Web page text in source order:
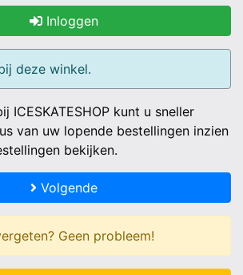
Inloggen
deze winkel.
ICESKATESHOP kunt u sneller
van uw lopende bestellingen inzien
bekijken.
Volgende
Geen probleem!